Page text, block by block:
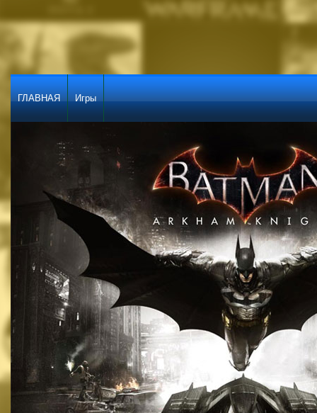
ГЛАВНАЯ Игры